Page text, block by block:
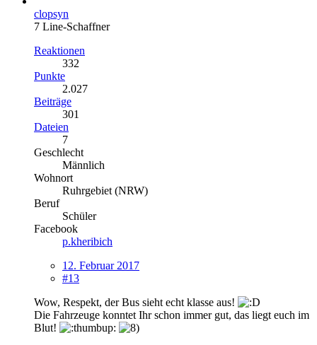
clopsyn
7 Line-Schaffner
Reaktionen
332
Punkte
2.027
Beiträge
301
Dateien
7
Geschlecht
Männlich
Wohnort
Ruhrgebiet (NRW)
Beruf
Schüler
Facebook
p.kheribich
12. Februar 2017
#13
Wow, Respekt, der Bus sieht echt klasse aus!
Die Fahrzeuge konntet Ihr schon immer gut, das liegt euch im
Blut!